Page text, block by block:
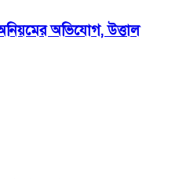
অভিযোগ, উত্তাল